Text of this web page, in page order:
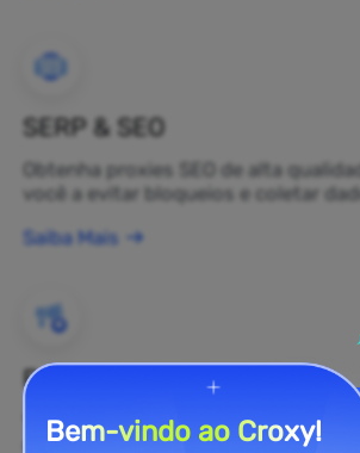
SERP & SEO
Obtenha proxies SEO de alta
você a evitar bloqueios e coletar
Saiba Mais
Proteção de Marca
Você pode monitorar a opinião
marca na web em tempo real
Bem-vindo ao Croxy!